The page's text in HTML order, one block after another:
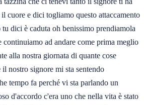
cuore e dici togliamo questo attaccamento
dici è caduta oh benissimo prendiamola
continuiamo ad andare come prima meglio
alla nostra giornata di quante cose
il nostro signore mi sta sentendo
tempo fa perché vi sta parlando un
d'accordo c'era uno che nella vita è stato